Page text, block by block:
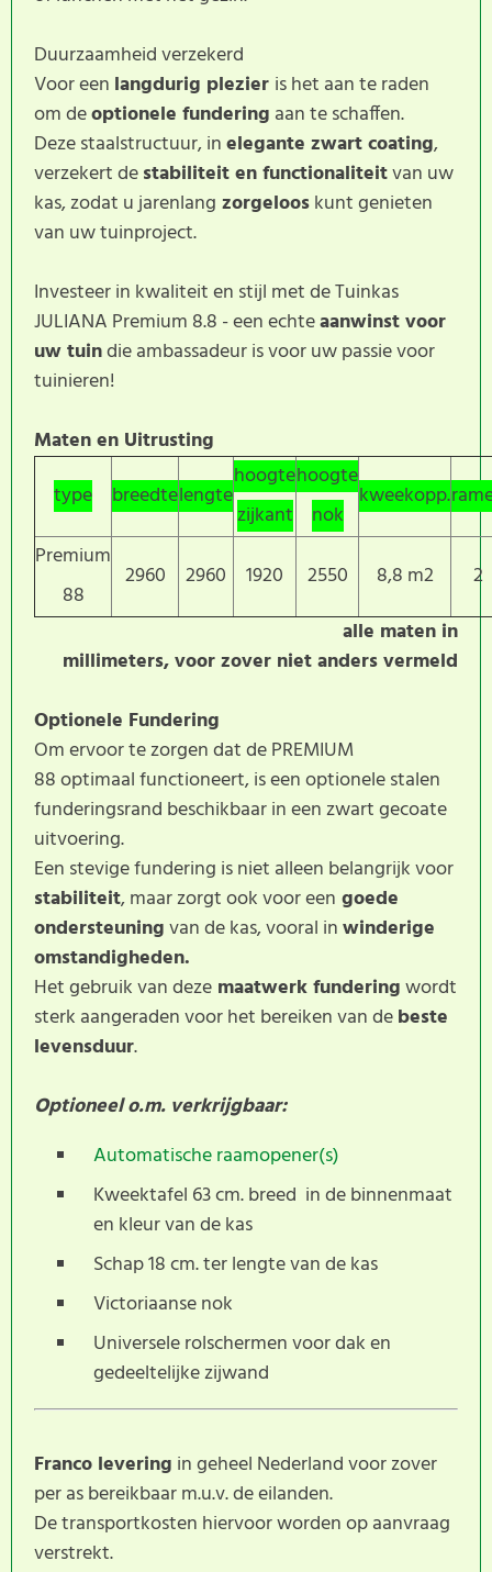
Duurzaamheid verzekerd
Voor een langdurig plezier is het aan te raden
om deoptionele fundering aan te schaffen.
Deze staalstructuur, inelegante zwart coating,
verzekert destabiliteit en functionaliteitvan uw
kas, zodat u jarenlang zorgelooskunt genieten
van uw tuinproject.
Investeer in kwaliteit en stijl met de Tuinkas
JULIANA Premium 8.8 - een echteaanwinst voor
uw tuindie ambassadeur is voor uw passie voor
tuinieren!
Maten en Uitrusting
type
breedtelengte
hoogte
zijkant
hoogte
nok
kweekopp.
Premium
88
2960 2960 1920 2550 8,8 m2
2
alle maten in
millimeters, voor zover niet anders vermeld
Optionele Fundering
Om ervoor te zorgen dat de PREMIUM
88 optimaal functioneert, is een optionele stalen
funderingsrand beschikbaar in een zwart gecoate
uitvoering.
Een stevige fundering is niet alleen belangrijk voor
stabiliteit, maar zorgt ook voor een goede
ondersteuningvan de kas, vooral inwinderige
omstandigheden.
Het gebruik van deze maatwerk funderingwordt
sterk aangeraden voor het bereiken van debeste
levensduur.
Optioneel o.m. verkrijgbaar:
Automatische raamopener(s)
Kweektafel 63 cm. breed in de binnenmaat
en kleur van de kas
Schap 18 cm. ter lengte van de kas
Victoriaanse nok
Universele rolschermen voor dak en
gedeeltelijke zijwand
Franco levering in geheel Nederland voor zover
per as bereikbaar m.u.v. de eilanden.
De transportkosten hiervoor worden op aanvraag
verstrekt.